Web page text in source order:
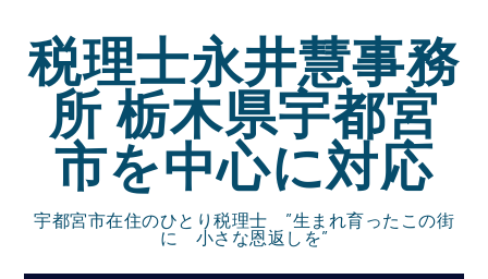
content
税理士永井慧事務
所 栃木県宇都宮
市を中心に対応
宇都宮市在住のひとり税理士 ”生まれ育ったこの街
に 小さな恩返しを”